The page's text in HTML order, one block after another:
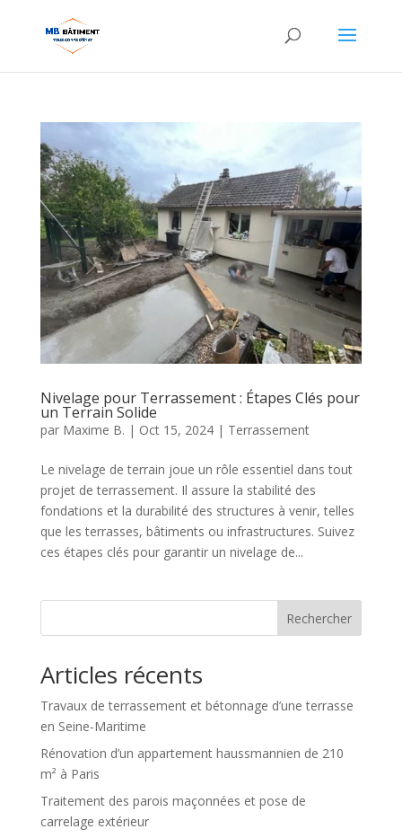
Nivelage pour Terrassement : Étapes Clés pour
un Terrain Solide
par Maxime B. | Oct 15, 2024| Terrassement
Le nivelage de terrain joue un rôle essentiel dans tout
projet de terrassement. Il assure la stabilité des
fondations et la durabilité des structures à venir, telles
que les terrasses, bâtiments ou infrastructures. Suivez
ces étapes clés pour garantir un nivelage de...
Rechercher
Articles récents
Travaux de terrassement et bétonnage d’une terrasse
en Seine-Maritime
Rénovation d’un appartement haussmannien de 210
m² à Paris
Traitement des parois maçonnées et pose de
carrelage extérieur